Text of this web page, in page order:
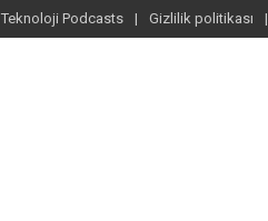
Teknoloji Podcasts Gizlilik politikası